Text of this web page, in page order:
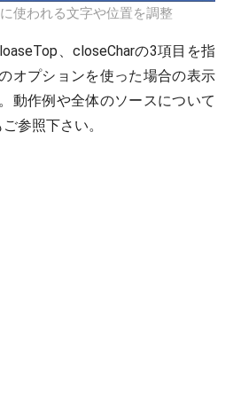
使われる文字や位置を調整
、closeCharの3項目を指
オプションを使った場合の表示
動作例や全体のソースについて
ご参照下さい。